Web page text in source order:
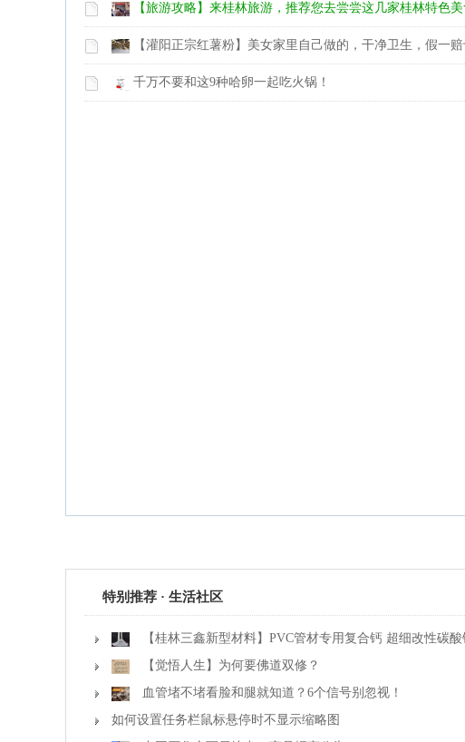
【旅游攻略】来桂林旅游，推荐您去尝尝这几家桂林特色美
【灌阳正宗红薯粉】美女家里自己做的，干净卫生，假一
13737312895
千万不要和这9种哈卵一起吃火锅！
特别推荐 · 生活社区
【桂林三鑫新型材料】PVC管材专用复合钙 超细改性碳酸
【觉悟人生】为何要佛道双修？
血管堵不堵看脸和腿就知道？6个信号别忽视！
如何设置任务栏鼠标悬停时不显示缩略图